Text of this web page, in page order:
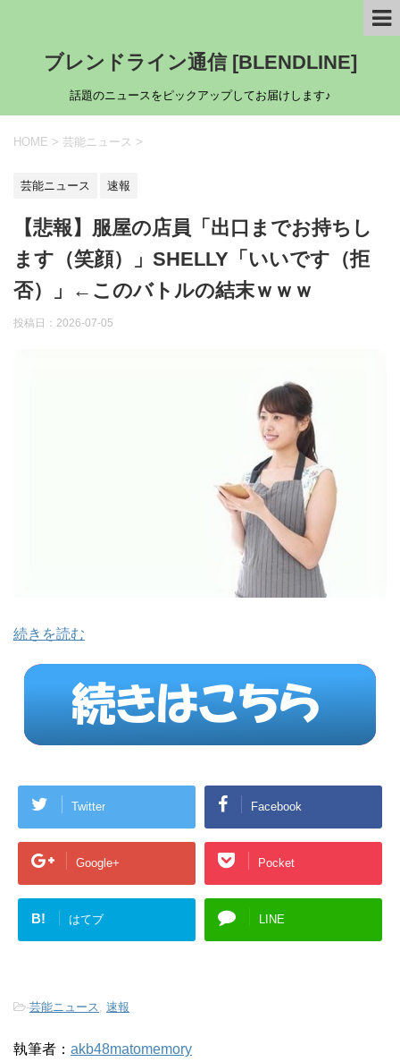
ブレンドライン通信 [BLENDLINE]
話題のニュースをピックアップしてお届けします♪
HOME > 芸能ニュース >
芸能ニュース 速報
【悲報】服屋の店員「出口までお持ちし
ます（笑顔）」SHELLY「いいです（拒
否）」←このバトルの結末ｗｗｗ
投稿日： 2026-07-05
続きを読む
Twitter Facebook
Google+ Pocket
B! はてブ LINE
-芸能ニュース 速報
執筆者： akb48matomemory